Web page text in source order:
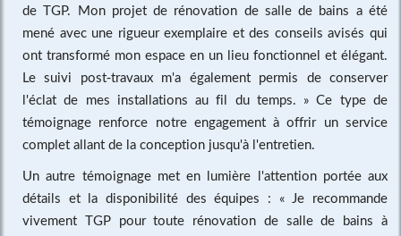
de TGP. Mon projet de rénovation de salle de bains a été
mené avec une rigueur exemplaire et des conseils avisés qui
ont transformé mon espace en un lieu fonctionnel et élégant.
Le suivi post-travaux m'a également permis de conserver
l'éclat de mes installations au fil du temps. » Ce type de
témoignage renforce notre engagement à offrir un service
complet allant de la conception jusqu'à l'entretien.
Un autre témoignage met en lumière l'attention portée aux
détails et la disponibilité des équipes : « Je recommande
vivement TGP pour toute rénovation de salle de bains à